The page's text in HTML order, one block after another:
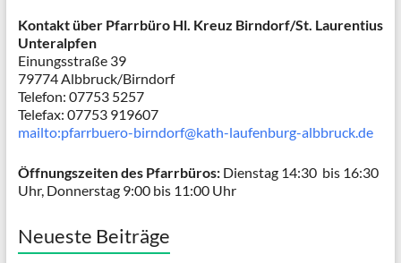
Kontakt über Pfarrbüro Hl. Kreuz Birndorf/St. Laurentius
Unteralpfen
Einungsstraße 39
79774 Albbruck/Birndorf
Telefon: 07753 5257
Telefax: 07753 919607
mailto:pfarrbuero-birndorf@kath-laufenburg-albbruck.de
Öffnungszeiten des Pfarrbüros:Dienstag 14:30 bis 16:30
Uhr, Donnerstag 9:00 bis 11:00 Uhr
Neueste Beiträge